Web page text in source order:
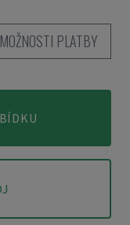
MOŽNOSTI PLATBY